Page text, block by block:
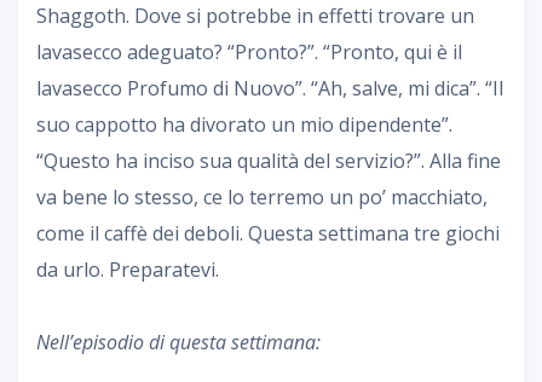
Shaggoth. Dove si potrebbe in effetti trovare un
lavasecco adeguato? “Pronto?”. “Pronto, qui è il
lavasecco Profumo di Nuovo”. “Ah, salve, mi dica”. “Il
suo cappotto ha divorato un mio dipendente”.
“Questo ha inciso sua qualità del servizio?”. Alla fine
va bene lo stesso, ce lo terremo un po’ macchiato,
come il caffè dei deboli. Questa settimana tre giochi
da urlo. Preparatevi.
Nell’episodio di questa settimana: